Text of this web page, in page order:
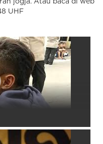
jogja. Atau baca di web
UHF